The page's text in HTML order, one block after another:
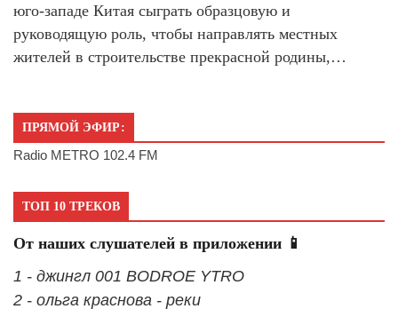
юго-западе Китая сыграть образцовую и
руководящую роль, чтобы направлять местных
жителей в строительстве прекрасной родины,…
ПРЯМОЙ ЭФИР:
Radio METRO 102.4 FM
ТОП 10 ТРЕКОВ
От наших слушателей в приложении 📱
1 - джингл 001 BODROE YTRO
2 - ольга краснова - реки